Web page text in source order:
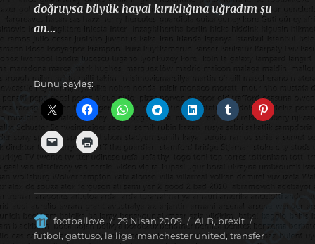
doğruysa büyük hayal kırıklığına uğradım şu
an…
Bunu paylaş:
Yazar
footballove
Yayın
tarihi
29 Nisan 2009 Kategoriler
ALB, brexit
Etiketler
futbol, gattuso, la liga, manchester united, transfer